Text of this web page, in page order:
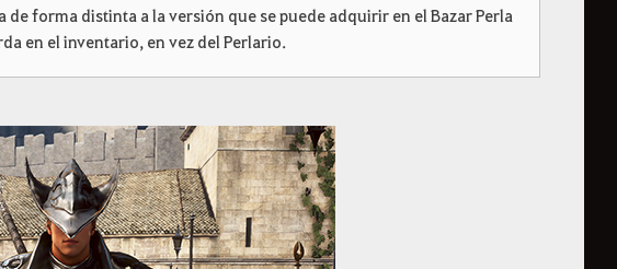
forma distinta a la versión que se puede adquirir en el Bazar Perla
en el inventario, en vez del Perlario.